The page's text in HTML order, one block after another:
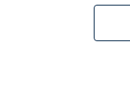
奈良県民が選ぶ「